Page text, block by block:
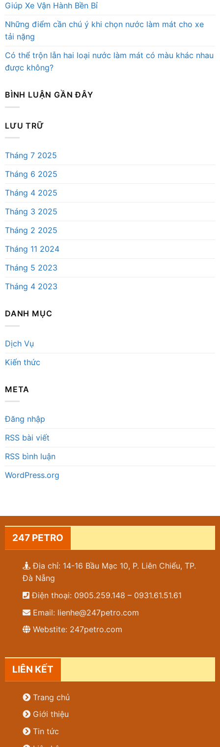
Giúp Xe Vận Hành Bền Bỉ
Những điểm cần chú ý khi chọn nước làm mát cho xe
tải nặng
Có thể trộn lẫn hai loại nước làm mát có màu khác nhau
được không?
BÌNH LUẬN GẦN ĐÂY
LƯU TRỮ
Tháng 7 2025
Tháng 6 2025
Tháng 4 2025
Tháng 3 2025
Tháng 2 2025
Tháng 11 2024
Tháng 5 2023
Tháng 4 2023
DANH MỤC
Dịch Vụ
Kiến thức
META
Đăng nhập
RSS bài viết
RSS bình luận
WordPress.org
247 PETRO
Địa chỉ: 14-16 Bầu Mạc 10, P. Liên Chiểu, TP.
Đà Nẵng
Điện thoại: 0905.259.148 – 0931.61.51.61
Email: lienhe@247petro.com
Webstite: 247petro.com
LIÊN KẾT
Trang chủ
Giới thiệu
Tin tức